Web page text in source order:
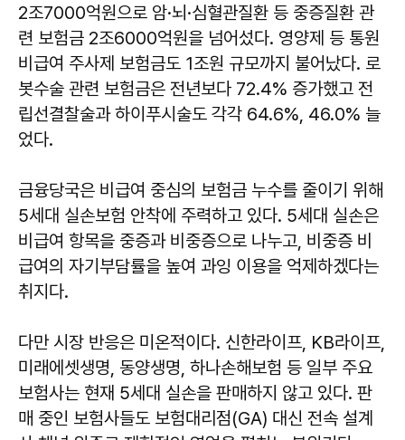
2조7000억원으로 암·뇌·심혈관질환 등 중증질환 관
련 보험금 2조6000억원을 넘어섰다. 영양제 등 통원
비급여 주사제 보험금도 1조원 규모까지 불어났다. 로
봇수술 관련 보험금은 전년보다 72.4% 증가했고 전
립선결찰술과 하이푸시술도 각각 64.6%, 46.0% 늘
었다.
금융당국은 비급여 중심의 보험금 누수를 줄이기 위해
5세대 실손보험 안착에 주력하고 있다. 5세대 실손은
비급여 항목을 중증과 비중증으로 나누고, 비중증 비
급여의 자기부담률을 높여 과잉 이용을 억제하겠다는
취지다.
다만 시장 반응은 미온적이다. 신한라이프, KB라이프,
미래에셋생명, 동양생명, 하나손해보험 등 일부 주요
보험사는 현재 5세대 실손을 판매하지 않고 있다. 판
매 중인 보험사들도 보험대리점(GA) 대신 전속 설계